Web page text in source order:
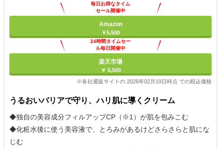
毎日お得なタイム
セール開催中
Amazon
￥5,500
24時間タイムセー
ル毎日開催中
楽天市場
￥ 5,500
※各社通販サイトの 2026年02月10日時点 での税込価格
うるおいバリアで守り、ハリ肌に導くクリーム
◆独自の美容成分フィルアップCP（※1）が肌を包みこむ
◆化粧水後に使う美容液で、とろみがあるけどさらさらと肌にな
じむ